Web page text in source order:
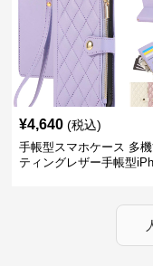
¥4,640 (税込)
手帳型スマホケース 多
ティングレザー手帳型